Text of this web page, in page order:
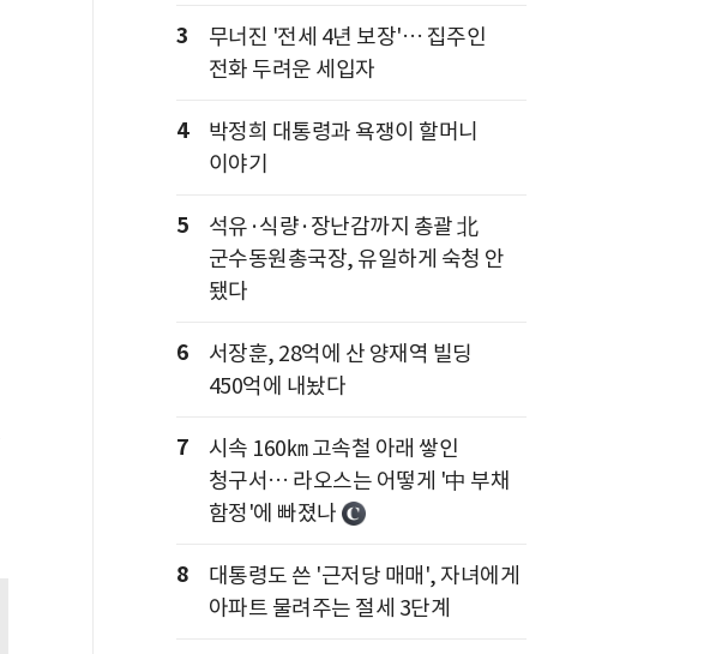
3
무너진 '전세 4년 보장'… 집주인
전화 두려운 세입자
4
박정희 대통령과 욕쟁이 할머니
이야기
5
석유·식량·장난감까지 총괄 北
군수동원총국장, 유일하게 숙청 안
됐다
6
서장훈, 28억에 산 양재역 빌딩
450억에 내놨다
7
시속 160㎞ 고속철 아래 쌓인
청구서… 라오스는 어떻게 '中 부채
함정'에 빠졌나
8
대통령도 쓴 '근저당 매매', 자녀에게
아파트 물려주는 절세 3단계